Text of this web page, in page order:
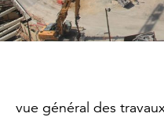
vue général des